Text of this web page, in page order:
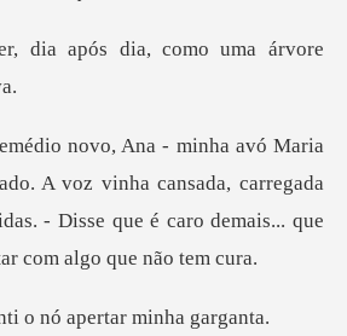
após dia, como uma árvo
A voz vinha cansada, carregada
- Disse qu
o nó aperta